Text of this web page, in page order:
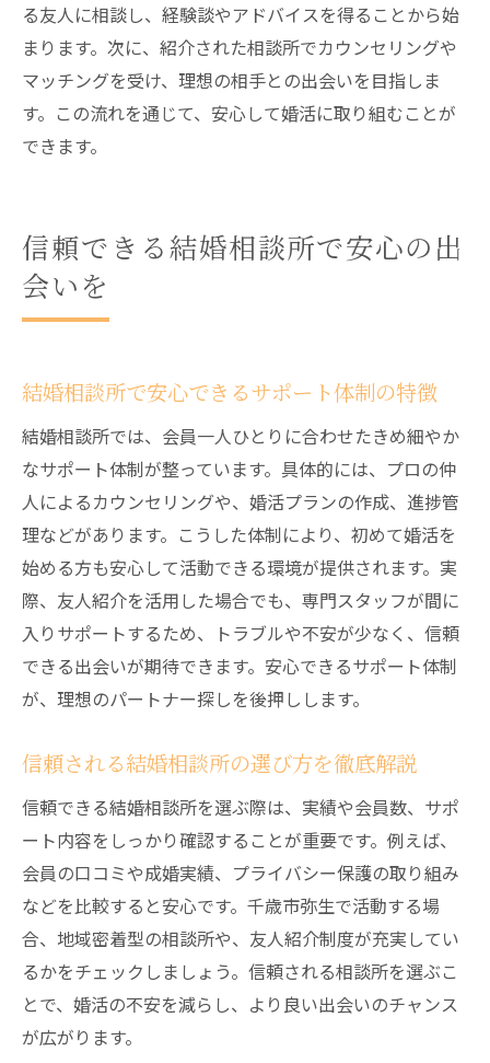
る友人に相談し、経験談やアドバイスを得ることから始
まります。次に、紹介された相談所でカウンセリングや
マッチングを受け、理想の相手との出会いを目指しま
す。この流れを通じて、安心して婚活に取り組むことが
できます。
信頼できる結婚相談所で安心の出
会いを
結婚相談所で安心できるサポート体制の特徴
結婚相談所では、会員一人ひとりに合わせたきめ細やか
なサポート体制が整っています。具体的には、プロの仲
人によるカウンセリングや、婚活プランの作成、進捗管
理などがあります。こうした体制により、初めて婚活を
始める方も安心して活動できる環境が提供されます。実
際、友人紹介を活用した場合でも、専門スタッフが間に
入りサポートするため、トラブルや不安が少なく、信頼
できる出会いが期待できます。安心できるサポート体制
が、理想のパートナー探しを後押しします。
信頼される結婚相談所の選び方を徹底解説
信頼できる結婚相談所を選ぶ際は、実績や会員数、サポ
ート内容をしっかり確認することが重要です。例えば、
会員の口コミや成婚実績、プライバシー保護の取り組み
などを比較すると安心です。千歳市弥生で活動する場
合、地域密着型の相談所や、友人紹介制度が充実してい
るかをチェックしましょう。信頼される相談所を選ぶこ
とで、婚活の不安を減らし、より良い出会いのチャンス
が広がります。